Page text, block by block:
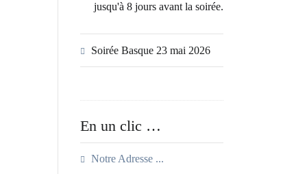
jusqu'à 8 jours avant la soirée.
Soirée Basque 23 mai 2026
En un clic …
Notre Adresse ...